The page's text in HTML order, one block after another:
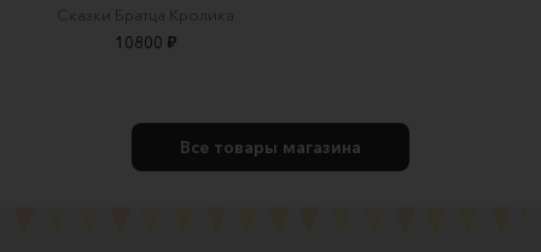
Сказки Братца Кролика
10800 ₽
Все товары магазина